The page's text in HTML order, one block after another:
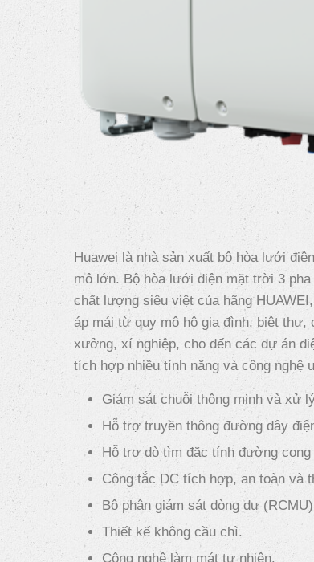
Huawei là nhà sản xuất bộ hòa lưới
mô lớn. Bộ hòa lưới điện mặt trời 3
chất lượng siêu việt của hãng
áp mái từ quy mô hộ gia đình, biệt
xưởng, xí nghiệp, cho đến các dự án
tích hợp nhiều tính năng và công nghệ
Giám sát chuỗi thông minh và xử
Hỗ trợ truyền thông đường dây
Hỗ trợ dò tìm đặc tính đường cong
Công tắc DC tích hợp, an toàn và
Bộ phận giám sát dòng dư
Thiết kế không cầu chì.
Công nghệ làm mát tự nhiên.